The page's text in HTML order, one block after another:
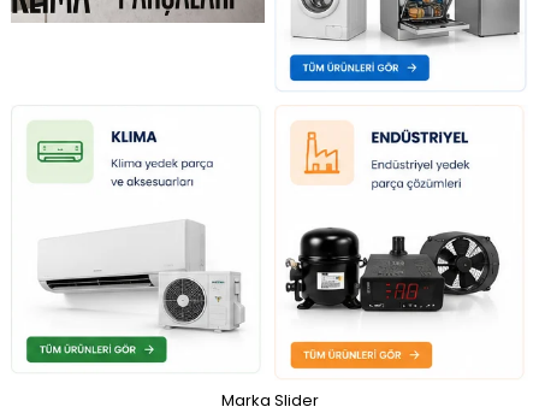
Marka Slider